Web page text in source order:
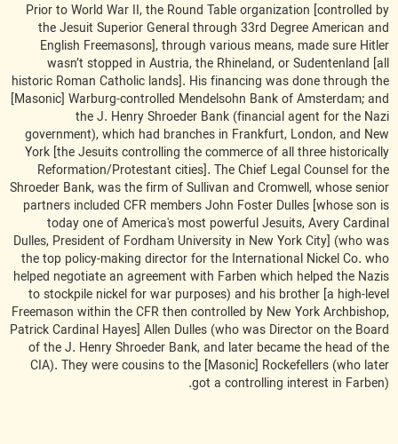
Prior to World War II, the Round Table organization [controlled by
the Jesuit Superior General through 33rd Degree American and
English Freemasons], through various means, made sure Hitler
wasn’t stopped in Austria, the Rhineland, or Sudentenland [all
historic Roman Catholic lands]. His financing was done through the
[Masonic] Warburg-controlled Mendelsohn Bank of Amsterdam; and
the J. Henry Shroeder Bank (financial agent for the Nazi
government), which had branches in Frankfurt, London, and New
York [the Jesuits controlling the commerce of all three historically
Reformation/Protestant cities]. The Chief Legal Counsel for the
Shroeder Bank, was the firm of Sullivan and Cromwell, whose senior
partners included CFR members John Foster Dulles [whose son is
today one of America's most powerful Jesuits, Avery Cardinal
Dulles, President of Fordham University in New York City] (who was
the top policy-making director for the International Nickel Co. who
helped negotiate an agreement with Farben which helped the Nazis
to stockpile nickel for war purposes) and his brother [a high-level
Freemason within the CFR then controlled by New York Archbishop,
Patrick Cardinal Hayes] Allen Dulles (who was Director on the Board
of the J. Henry Shroeder Bank, and later became the head of the
CIA). They were cousins to the [Masonic] Rockefellers (who later
got a controlling interest in Farben).